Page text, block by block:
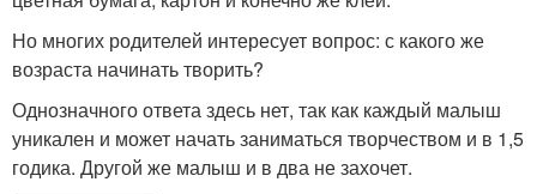
Но многих родителей интересует вопрос: с какого же
возраста начинать творить?
Однозначного ответа здесь нет, так как каждый малыш
уникален и может начать заниматься творчеством и в 1,5
годика. Другой же малыш и в два не захочет.